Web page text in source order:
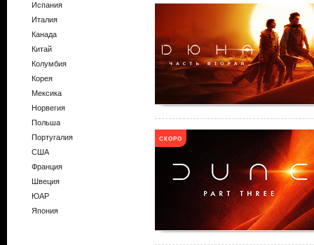
Испания
Италия
Канада
Китай
Колумбия
Корея
Мексика
Норвегия
Польша
Португалия
США
Франция
Швеция
ЮАР
Япония
СКОРО